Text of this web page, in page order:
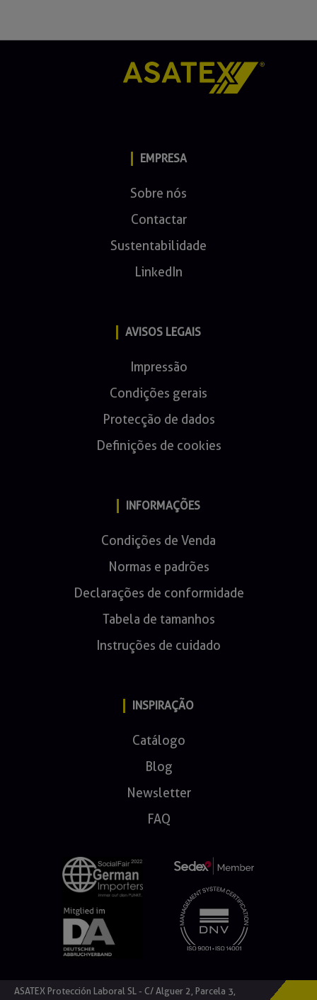
EMPRESA
Sobre nós
Contactar
Sustentabilidade
LinkedIn
AVISOS LEGAIS
Impressão
Condições gerais
Protecção de dados
Definições de cookies
INFORMAÇÕES
Condições de Venda
Normas e padrões
Declarações de conformidade
Tabela de tamanhos
Instruções de cuidado
INSPIRAÇÃO
Catálogo
Blog
Newsletter
FAQ
ASATEX Protección Laboral SL - C/ Alguer 2, Parcela 3,